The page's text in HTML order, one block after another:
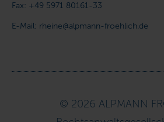
Fax: +49 5971 80161-33
E-Mail: rheine@alpmann-froehlich.de
© 2026 ALPMANN